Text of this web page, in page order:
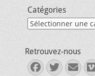
Catégories
Catégories
Retrouvez-nous
Facebook
E-